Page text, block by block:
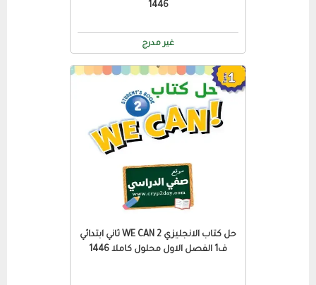
1446
غير مدرج
حل كتاب الانجليزي WE CAN 2 ثاني ابتدائي
ف1 الفصل الاول محلول كاملا 1446